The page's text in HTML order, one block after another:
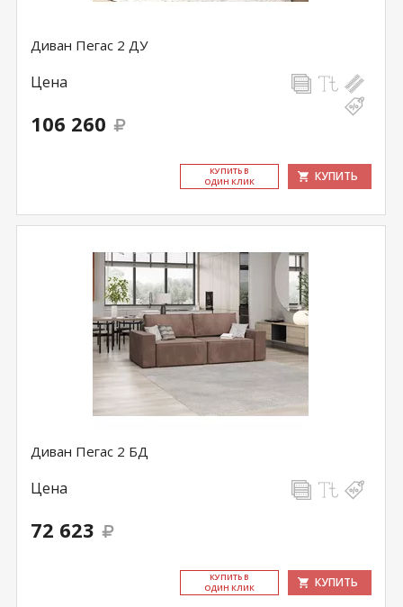
Диван Пегас 2 ДУ
Цена
106 260
КУ­ПИТЬ В
ОДИН КЛИК
КУПИТЬ
Диван Пегас 2 БД
Цена
72 623
КУ­ПИТЬ В
ОДИН КЛИК
КУПИТЬ